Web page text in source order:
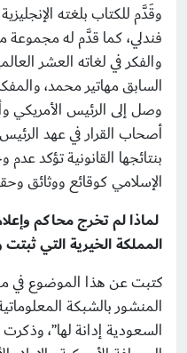
وقَدَّم للكتاب بلغته
فندلي، كما قدَّم له مجموعة
والفكر في لغاته العشر
السابق مهاتير محمد،
وصل إلى الرئيس الأمريكي
أصحاب القرار في عهد
بنتائجها القانونية تؤكد
الإسلامي كوقائع ووثائق
لماذا لم تخرج محاكم
المملكة الخيرية التي
كتبت عن هذا الموضوع في
المنشور بالشبكة
السعودية إدانة لها”،